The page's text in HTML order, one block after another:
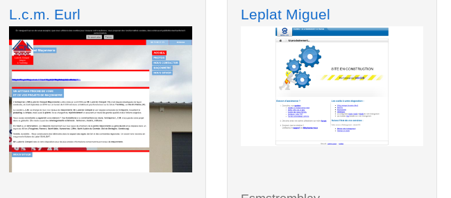
L.c.m. Eurl Leplat Miguel